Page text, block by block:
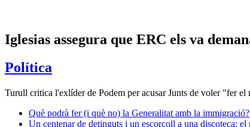
Iglesias assegura que ERC els va
Política
Turull critica l'exlíder de Podem per acusar Junts de voler "fer
Què podrà fer (i què no) la Generalitat amb la immigració?
Un centenar de detinguts i un escorcoll a una discoteca: